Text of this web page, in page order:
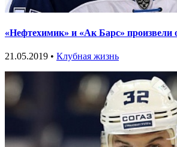
«Нефтехимик» и «Ак Барс» произвели
21.05.2019 • Клубная жизнь